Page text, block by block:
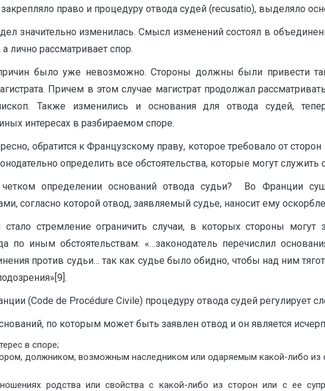
право и процедуру отвода судей (recusatio), выделяло
значительно изменилась. Смысл изменений состоял в
лично рассматривает спор.
было уже невозможно. Стороны должны были привести
Причем в этом случае магистрат продолжал
Также изменились и основания для отвода судей,
интересах в разбираемом споре.
обратится к Французскому праву, которое требовало от
определить все обстоятельства, которые могут служить
определении оснований отвода судьи? Во Франции
согласно которой отвод, заявляемый судье, наносит ему
стремление ограничить случаи, в которых стороны могут
по иным обстоятельствам: «…законодатель перечислил
против судьи… так как судье было обидно, чтобы над ним
(Code de Procédure Civile) процедуру отвода судей регулирует
по которым может быть заявлен отвод и он является
в споре;
должником, возможным наследником или одаряемым какой-либо из
родства или свойства с какой-либо из сторон или с ее